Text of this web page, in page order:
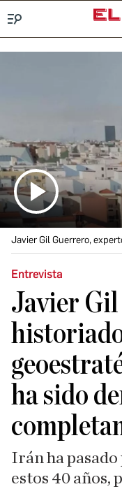
Javier Gil Guerrero,
Entrevista
Javier
ha sido
Irán ha
estos 40 años,